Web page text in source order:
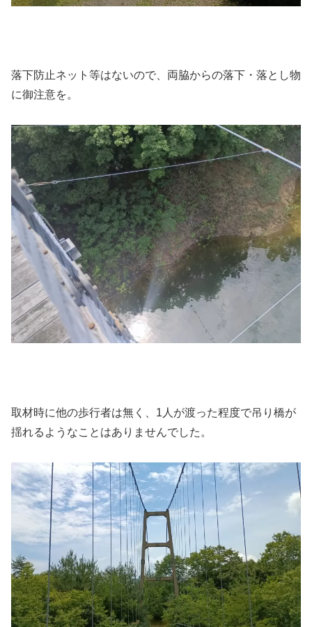
落下防止ネット等はないので、両脇からの落下・落とし物
に御注意を。
取材時に他の歩行者は無く、1人が渡った程度で吊り橋が
揺れるようなことはありませんでした。